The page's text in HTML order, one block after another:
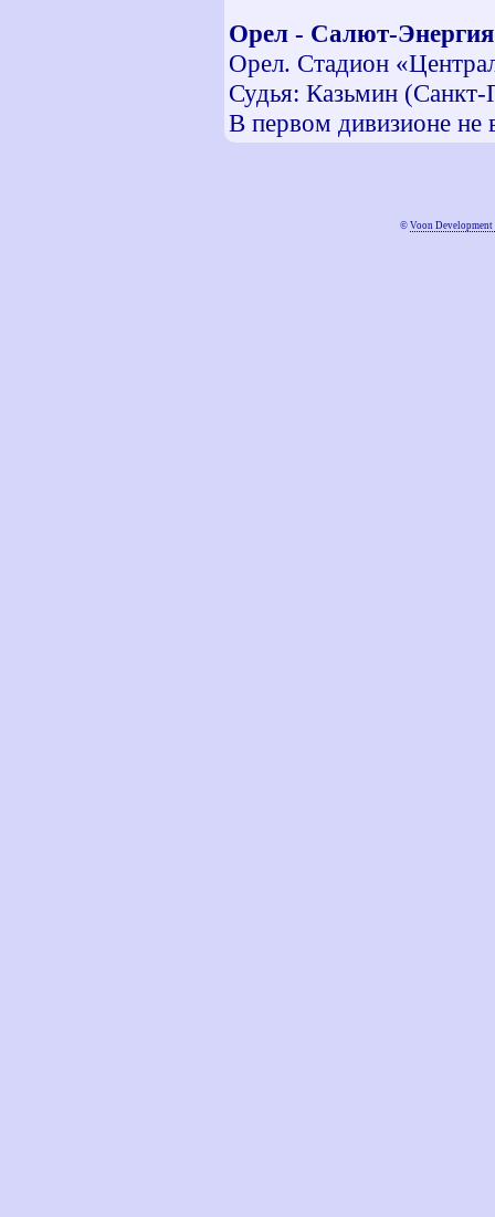
Орел - Салют-Энергия
Орел. Стадион
Судья: Казьмин (Санкт-
В первом дивизионе не
© Voon Development